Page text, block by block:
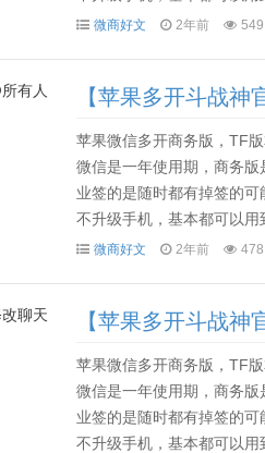
一般80多天后就要用电脑
微商好文 2年前 549
【苹果多开斗战神
苹果微信多开商务版，TF
微信是一年使用期，商务
业签的是随时都有掉签的
不升级手机，基本都可以
一般80多天后就要用电脑
微商好文 2年前 478
【苹果多开斗战神
苹果微信多开商务版，TF
微信是一年使用期，商务
业签的是随时都有掉签的
不升级手机，基本都可以